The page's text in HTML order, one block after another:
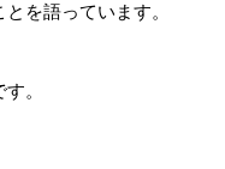
を語っています。
。